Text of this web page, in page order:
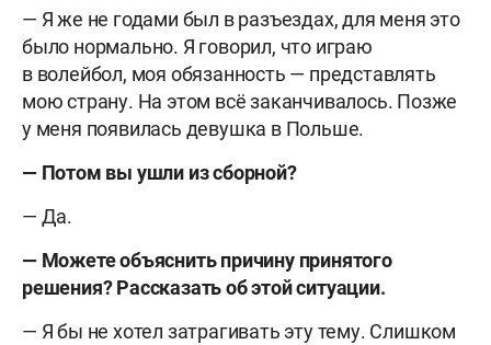
— Я же не годами был в разъездах, для меня это
было нормально. Я говорил, что играю
в волейбол, моя обязанность — представлять
мою страну. На этом всё заканчивалось. Позже
у меня появилась девушка в Польше.
— Потом вы ушли из сборной?
— Да.
— Можете объяснить причину принятого
решения? Рассказать об этой ситуации.
— Я бы не хотел затрагивать эту тему. Слишком